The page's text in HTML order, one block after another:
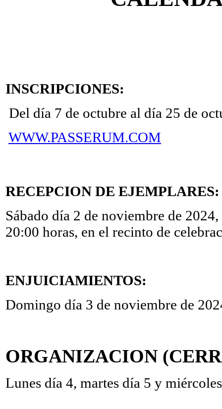
INSCRIPCIONES:
Del día 7 de octubre al día 25 de
WWW.PASSERUM.COM
RECEPCION DE EJEMPLARES:
Sábado día 2 de noviembre de
20:00 horas, en el recinto de
ENJUICIAMIENTOS:
Domingo día 3 de noviembre de
ORGANIZACION
Lunes día 4, martes día 5 y